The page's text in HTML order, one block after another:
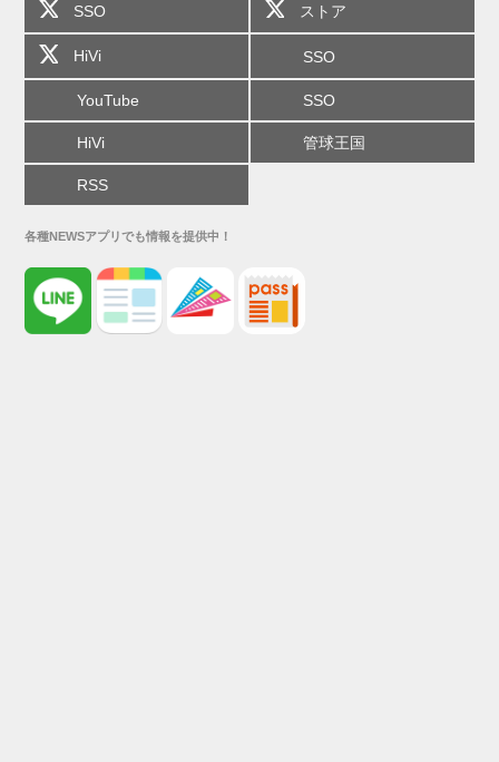
SSO ストア
HiVi SSO
YouTube SSO
HiVi 管球王国
RSS
各種NEWSアプリでも情報を提供中！